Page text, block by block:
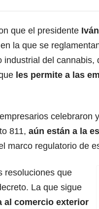
que el presidente
en la que se
industrial del cannabis,
les permite a las
celebraron
811, aún están a la
marco regulatorio de
resoluciones que
La que sigue
al comercio exterior